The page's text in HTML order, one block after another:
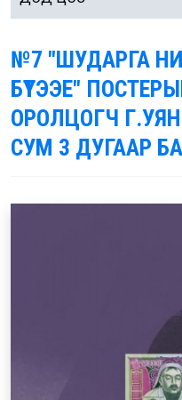
№7 "ШУДАРГА
БҮТЭЭЕ"
ОРОЛЦОГЧ
СУМ 3 ДУГААР